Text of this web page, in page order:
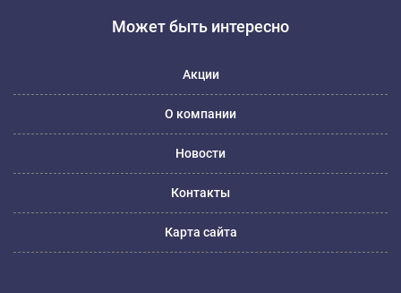
Может быть интересно
Акции
О компании
Новости
Контакты
Карта сайта